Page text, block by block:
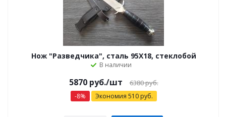
Нож "Разведчика", сталь 95Х18, стеклобой
В наличии
5870 руб./шт 6380 руб.
-8% Экономия 510руб.